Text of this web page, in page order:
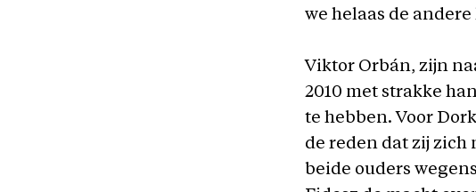
we helaas de andere
Viktor Orbán, zijn
2010 met strakke
te hebben. Voor
de reden dat zij zich
beide ouders